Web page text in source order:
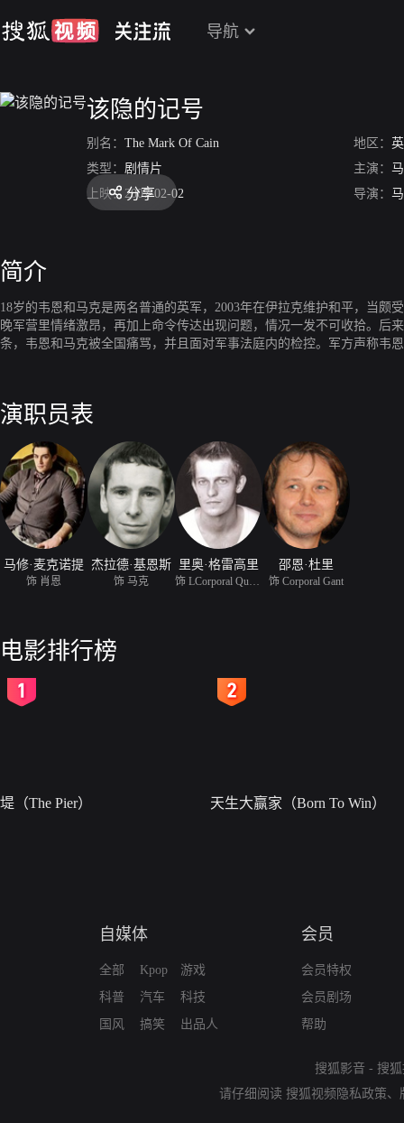
导航
该隐的记号
别名： The Mark Of Cain 地区：
类型： 剧情片 主演：
上映： 2007-02-02 导演：
分享
简介
18岁的韦恩和马克是两名普通的英军，2003年在伊拉克维护和平，当
晚军营里情绪激昂，再加上命令传达出现问题，情况一发不可收拾。
条，韦恩和马克被全国痛骂，并且面对军事法庭内的检控。军方声称韦
演职员表
马修·麦克诺提
饰 肖恩
杰拉德·基恩斯
饰 马克
里奥·格雷高里 邵恩·杜里
饰 Corporal Gant
电影排行榜
堤（The Pier） 天生大赢家（Born To Win）
自媒体
全部
科普
国风
Kpop
汽车
搞笑
游戏
科技
出品人
会员
会员特权
会员剧场
帮助
搜狐影音 - 搜
请仔细阅读 搜狐视频隐私政策、